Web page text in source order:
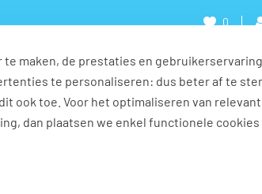
maken, de prestaties en
te personaliseren: dus beter af te
ook toe. Voor het optimaliseren van
dan plaatsen we enkel functionele cookies
Contact
0